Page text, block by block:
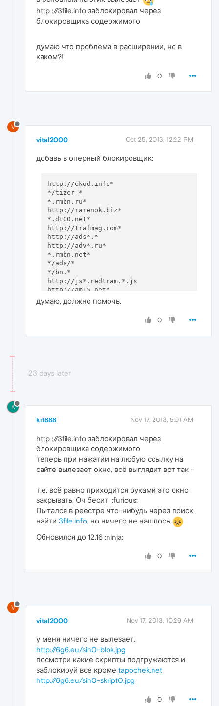
http ://3file.info заблокировал через
блокировщика содержимого
думаю что проблема в расширении, но в
каком?!
0
V
vital2000 Oct 25, 2013, 12:22 PM
добавь в оперный блокировщик:
http://ekod.info*
*/tizer_*
*.rmbn.ru*
http://rarenok.biz*
*.dt00.net*
http://trafmag.com*
http://ads*.*
http://adv*.ru*
*.rmbn.net*
*/ads/*
*/bn.*
http://js*.redtram.*.js
http://am15.net*
думаю, должно помочь.
0
23 days later
K
kit888 Nov 17, 2013, 9:01 AM
http ://3file.info заблокировал через
блокировщика содержимого
теперь при нажатии на любую ссылку на
сайте вылезает окно, всё выглядит вот так -
т.е. всё равно приходится руками это окно
закрывать, Оч бесит! :furious:
Пытался в реестре что-нибудь через поиск
найти 3file.info, но ничего не нашлось
Обновился до 12.16 :ninja:
0
V
vital2000 Nov 17, 2013, 10:29 AM
у меня ничего не вылезает.
http://6g6.eu/sih0-blok.jpg
посмотри какие скрипты подгружаются и
заблокируй все кроме tapochek.net
http://6g6.eu/sih0-skript0.jpg
0